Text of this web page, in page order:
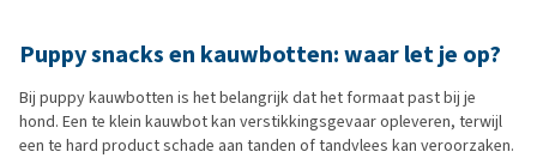
Puppy snacks en kauwbotten: waar let je op?
Bij puppy kauwbotten is het belangrijk dat het formaat past bij je
hond. Een te klein kauwbot kan verstikkingsgevaar opleveren, terwijl
een te hard product schade aan tanden of tandvlees kan veroorzaken.